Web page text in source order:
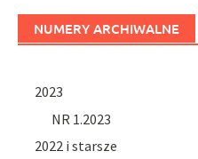
NUMERY ARCHIWALNE
2023
NR 1.2023
2022 i starsze